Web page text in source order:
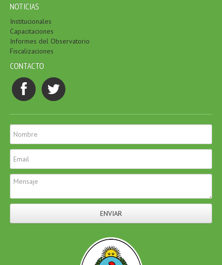
NOTICIAS
Institucionales
Capacitaciones
Informes del Observatorio
Fiscalizaciones
CONTACTO
ENVIAR